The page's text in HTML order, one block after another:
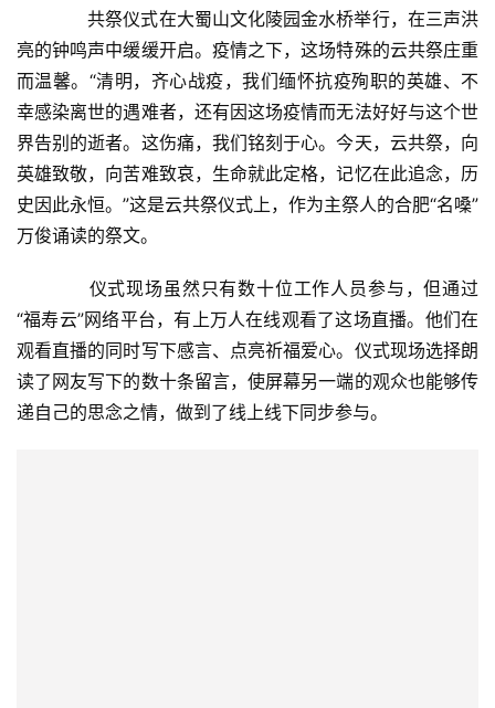
共祭仪式在大蜀山文化陵园金水桥举行，在三声洪
亮的钟鸣声中缓缓开启。疫情之下，这场特殊的云共祭庄重
而温馨。“清明，齐心战疫，我们缅怀抗疫殉职的英雄、不
幸感染离世的遇难者，还有因这场疫情而无法好好与这个世
界告别的逝者。这伤痛，我们铭刻于心。今天，云共祭，向
英雄致敬，向苦难致哀，生命就此定格，记忆在此追念，历
史因此永恒。”这是云共祭仪式上，作为主祭人的合肥“名嗓”
万俊诵读的祭文。
仪式现场虽然只有数十位工作人员参与，但通过
“福寿云”网络平台，有上万人在线观看了这场直播。他们在
观看直播的同时写下感言、点亮祈福爱心。仪式现场选择朗
读了网友写下的数十条留言，使屏幕另一端的观众也能够传
递自己的思念之情，做到了线上线下同步参与。